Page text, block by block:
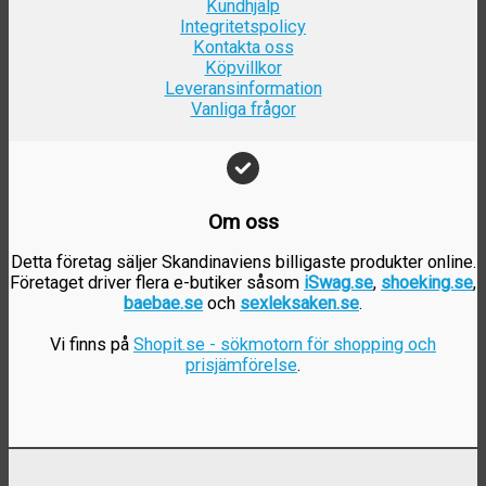
Kundhjälp
Integritetspolicy
Kontakta oss
Köpvillkor
Leveransinformation
Vanliga frågor
Om oss
Detta företag säljer Skandinaviens billigaste produkter online.
Företaget driver flera e-butiker såsom iSwag.se, shoeking.se,
baebae.se och sexleksaken.se.
Vi finns på Shopit.se - sökmotorn för shopping och
prisjämförelse.